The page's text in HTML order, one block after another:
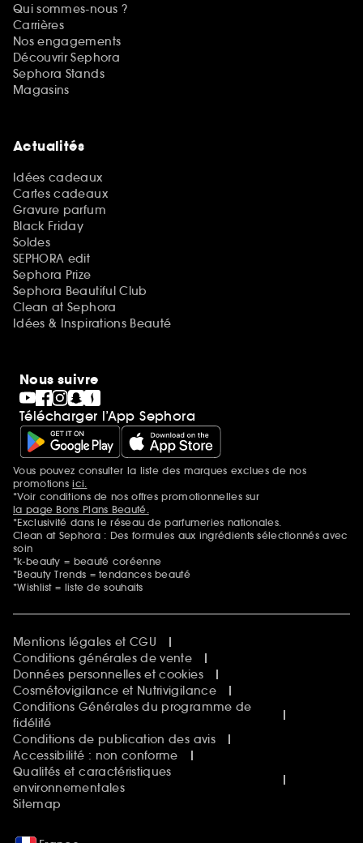
Qui sommes-nous ?
Carrières
Nos engagements
Découvrir Sephora
Sephora Stands
Magasins
Actualités
Idées cadeaux
Cartes cadeaux
Gravure parfum
Black Friday
Soldes
SEPHORA edit
Sephora Prize
Sephora Beautiful Club
Clean at Sephora
Idées & Inspirations Beauté
Nous suivre
Télécharger l’App Sephora
Mentions additionnelles
Vous pouvez consulter la liste des marques exclues de nos
promotionsici.
*Voir conditions de nos offres promotionnelles sur
la page Bons Plans Beauté.
*Exclusivité dans le réseau de parfumeries nationales.
Clean at Sephora : Des formules aux ingrédients sélectionnés avec
soin
*k-beauty = beauté coréenne
*Beauty Trends = tendances beauté
*Wishlist = liste de souhaits
Mentions légales et CGU
Conditions générales de vente
Données personnelles et cookies
Cosmétovigilance et Nutrivigilance
Conditions Générales du programme de
fidélité
Conditions de publication des avis
Accessibilité : non conforme
Qualités et caractéristiques
environnementales
Sitemap